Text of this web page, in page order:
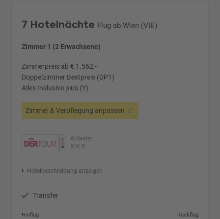
7 Hotelnächte Flug ab Wien (VIE)
Zimmer 1 (2 Erwachsene)
Zimmerpreis ab € 1.562,-
Doppelzimmer Bestpreis (DP1)
Alles Inklusive plus (Y)
Zimmer & Verpflegung anpassen
Anbieter:
XDER
Hotelbeschreibung anzeigen
Transfer
Hinflug
Rückflug